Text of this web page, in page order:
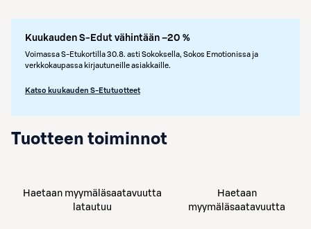
Kuukauden S-Edut vähintään –20 %
Voimassa S-Etukortilla 30.8. asti Sokoksella, Sokos Emotionissa ja
verkkokaupassa kirjautuneille asiakkaille.
Katso kuukauden S-Etutuotteet
Tuotteen toiminnot
Haetaan myymäläsaatavuutta
latautuu
Haetaan
myymäläsaatavuutta